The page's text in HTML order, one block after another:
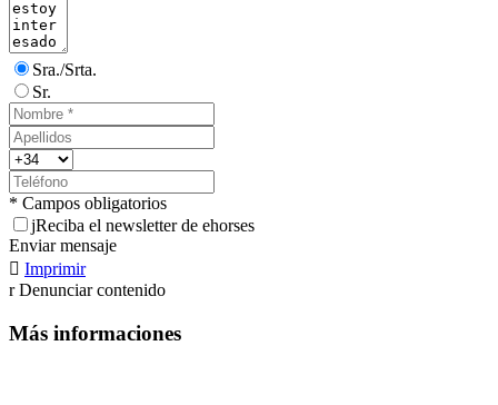
Sra./Srta.
Sr.
* Campos obligatorios
jReciba el newsletter de ehorses
Enviar mensaje
 Imprimir
r Denunciar contenido
Más informaciones